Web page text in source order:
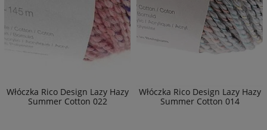
Włóczka Rico Design Lazy Hazy
Summer Cotton 022
Włóczka Rico Design Lazy Hazy
Summer Cotton 014